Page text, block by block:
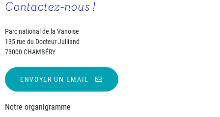
Contactez-nous !
Parc national de la Vanoise
135 rue du Docteur Julliand
73000 CHAMBÉRY
ENVOYER UN EMAIL
Notre organigramme